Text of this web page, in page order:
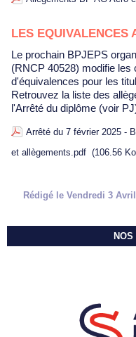
LES EQUIVALENCES
Le prochain BPJEPS organisé à partir du 1er septembre 2026
(RNCP 40528) modifie les
d'équivalences pour les
Retrouvez la liste des
l'Arrêté du diplôme (voir
Arrêté du 7 février 2025 -
et allègements.pdf (106.56
Rédigé le Vendredi 3